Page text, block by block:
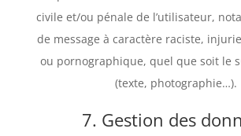
civile et/ou pénale de l’utilisateur,
de message à caractère raciste,
ou pornographique, quel que soit le
(texte, photographie…).
7. Gestion des